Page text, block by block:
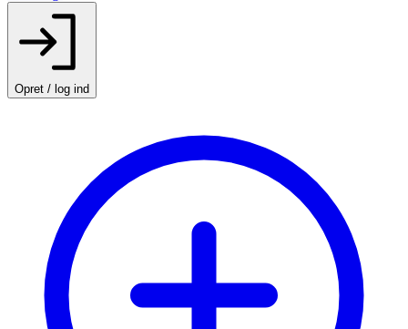
Opret / log ind